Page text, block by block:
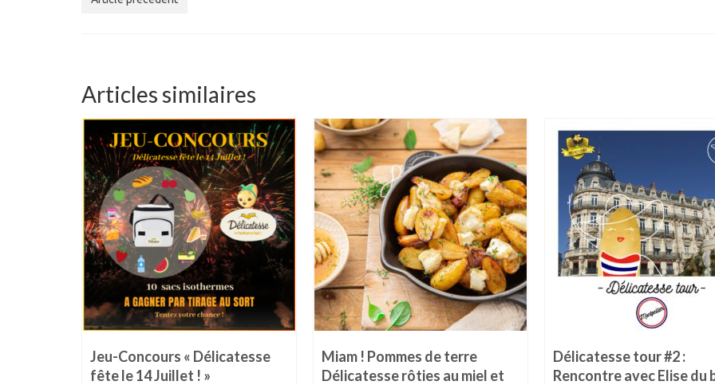
Articles similaires
Jeu-Concours « Délicatesse
fête le 14 Juillet ! »
Miam ! Pommes de terre
Délicatesse rôties au miel et
Délicatesse tour #2 :
Rencontre avec Elise du